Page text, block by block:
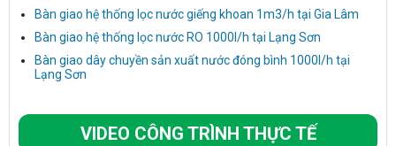
Bàn giao hệ thống lọc nước giếng khoan 1m3/h tại Gia Lâm
Bàn giao hệ thống lọc nước RO 1000l/h tại Lạng Sơn
Bàn giao dây chuyền sản xuất nước đóng bình 1000l/h tại
Lạng Sơn
VIDEO CÔNG TRÌNH THỰC TẾ